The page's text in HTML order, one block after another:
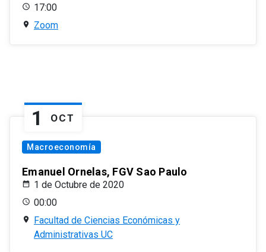
17:00
Zoom
1 OCT
Macroeconomía
Emanuel Ornelas, FGV Sao Paulo
1 de Octubre de 2020
00:00
Facultad de Ciencias Económicas y
Administrativas UC